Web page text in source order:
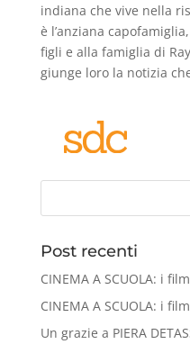
indiana che vive nella
è l’anziana
figli e alla famiglia di
giunge loro la notizia
Post recenti
CINEMA A SCUOLA: i
CINEMA A SCUOLA: i
Un grazie a PIERA